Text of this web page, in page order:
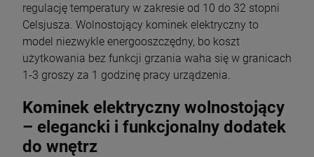
regulację temperatury w zakresie od 10 do 32 stopni
Celsjusza. Wolnostojący kominek elektryczny to
model niezwykle energooszczędny, bo koszt
użytkowania bez funkcji grzania waha się w granicach
1-3 groszy za 1 godzinę pracy urządzenia.
Kominek elektryczny wolnostojący
– elegancki i funkcjonalny dodatek
do wnętrz